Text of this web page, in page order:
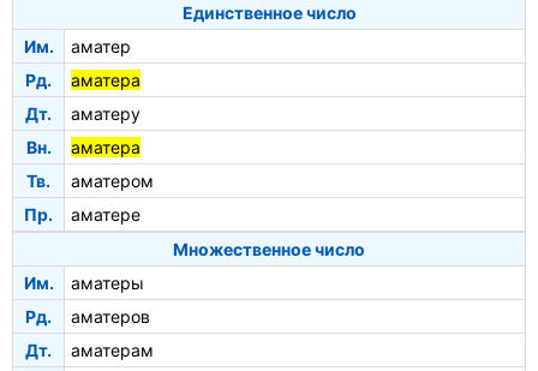
Единственное число
Им.
аматер
Рд.
аматера
Дт.
аматеру
Вн.
аматера
Тв.
аматером
Пр.
аматере
Множественное число
Им.
аматеры
Рд.
аматеров
Дт.
аматерам